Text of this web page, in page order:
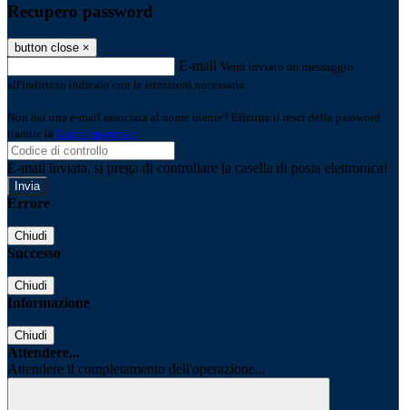
Recupero password
button close ×
E-mail Verrà inviato un messaggio
all'indirizzo indicato con le istruzioni necessarie.
Non hai una e-mail associata al nome utente? Effettua il reset della password
tramite la Login Spaggiari
E-mail inviata, si prega di controllare la casella di posta elettronica!
Errore
Chiudi
Successo
Chiudi
Informazione
Chiudi
Attendere...
Attendere il completamento dell'operazione...